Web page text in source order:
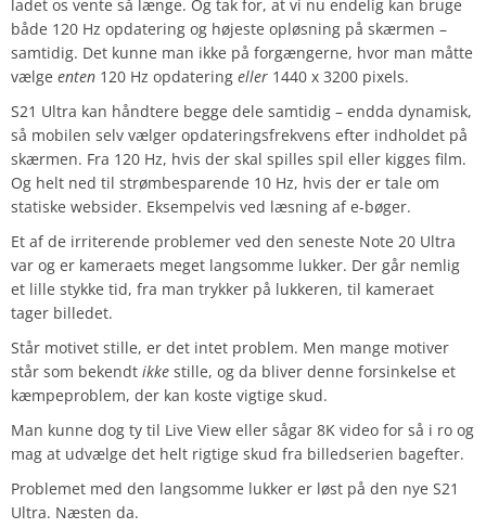
ladet os vente så længe. Og tak for, at vi nu endelig kan bruge
både 120 Hz opdatering og højeste opløsning på skærmen –
samtidig. Det kunne man ikke på forgængerne, hvor man måtte
vælge enten 120 Hz opdatering eller 1440 x 3200 pixels.
S21 Ultra kan håndtere begge dele samtidig – endda dynamisk,
så mobilen selv vælger opdateringsfrekvens efter indholdet på
skærmen. Fra 120 Hz, hvis der skal spilles spil eller kigges film.
Og helt ned til strømbesparende 10 Hz, hvis der er tale om
statiske websider. Eksempelvis ved læsning af e-bøger.
Et af de irriterende problemer ved den seneste Note 20 Ultra
var og er kameraets meget langsomme lukker. Der går nemlig
et lille stykke tid, fra man trykker på lukkeren, til kameraet
tager billedet.
Står motivet stille, er det intet problem. Men mange motiver
står som bekendt ikke stille, og da bliver denne forsinkelse et
kæmpeproblem, der kan koste vigtige skud.
Man kunne dog ty til Live View eller sågar 8K video for så i ro og
mag at udvælge det helt rigtige skud fra billedserien bagefter.
Problemet med den langsomme lukker er løst på den nye S21
Ultra. Næsten da.